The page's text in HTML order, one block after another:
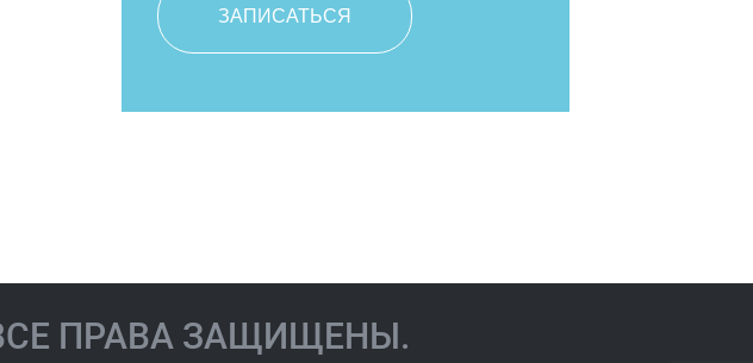
ПРАВА ЗАЩИЩЕНЫ.